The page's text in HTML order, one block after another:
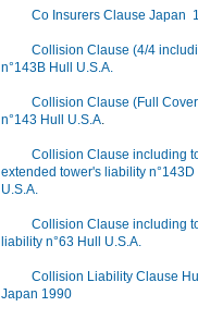
Co Insurers Clause Japan
Collision Clause (4/4
n°143B Hull U.S.A.
Collision Clause (Full
n°143 Hull U.S.A
Collision Clause including
extended tower's liability
U.S.A.
Collision Clause including
liability n°63 Hull U.S.A.
Collision Liability Clause
Japan 1990